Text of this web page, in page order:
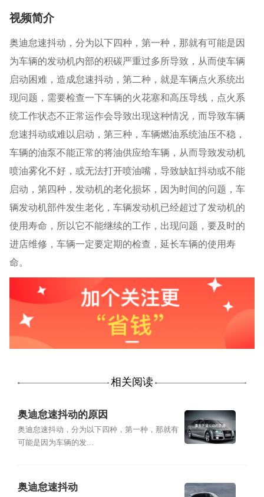
视频简介
奥迪怠速抖动，分为以下四种，第一种，那就有可能是因
为车辆的发动机内部的积碳严重过多所导致，从而使车辆
启动困难，造成怠速抖动，第二种，就是车辆点火系统出
现问题，需要检查一下车辆的火花塞和高压导线，点火系
统工作状态不正常运作会导致出现这种情况，而导致车辆
怠速抖动或难以启动，第三种，车辆燃油系统油压不稳，
车辆的油泵不能正常的将油供应给车辆，从而导致发动机
喷油雾化不好，或无法打开喷油嘴，导致缺缸抖动或不能
启动，第四种，发动机的老化损坏，因为时间的问题，车
辆发动机部件发生老化，车辆发动机已经超过了发动机的
使用寿命，所以它不能继续的工作，出现问题，要及时的
进店维修，车辆一定要定期的检查，延长车辆的使用寿
命。
相关阅读
奥迪怠速抖动的原因
奥迪怠速抖动，分为以下四种，第一种，那就有
可能是因为车辆的发...
奥迪怠速抖动